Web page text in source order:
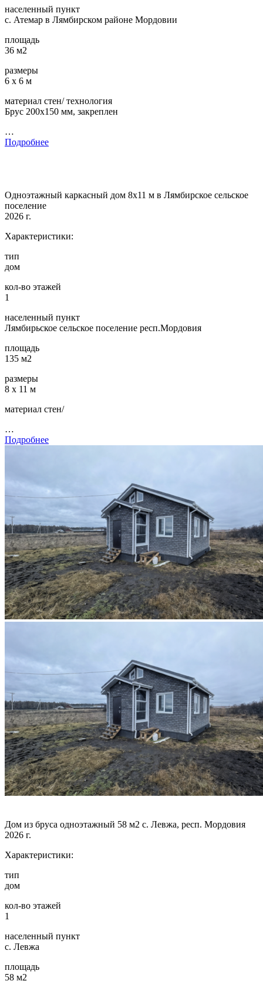
населенный пункт
с. Атемар в Лямбирском районе Мордовии
площадь
36 м2
размеры
6 х 6 м
материал стен/ технология
Брус 200х150 мм, закреплен
…
Подробнее
Одноэтажный каркасный дом 8х11 м в Лямбирское сельское
поселение
2026 г.
Характеристики:
тип
дом
кол-во этажей
1
населенный пункт
Лямбирьское сельское поселение респ.Мордовия
площадь
135 м2
размеры
8 х 11 м
материал стен/
…
Подробнее
Дом из бруса одноэтажный 58 м2 с. Левжа, респ. Мордовия
2026 г.
Характеристики:
тип
дом
кол-во этажей
1
населенный пункт
с. Левжа
площадь
58 м2